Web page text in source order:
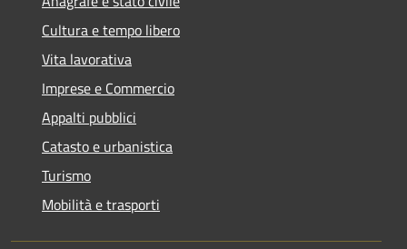
Cultura e tempo libero
Vita lavorativa
Imprese e Commercio
Appalti pubblici
Catasto e urbanistica
Turismo
Mobilità e trasporti